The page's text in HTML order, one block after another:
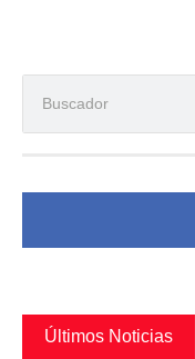
Últimos Noticias